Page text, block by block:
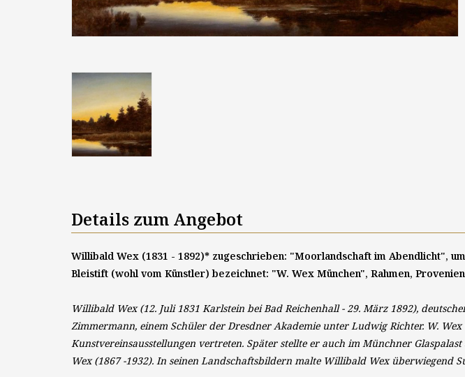
Details zum Angebot
Willibald Wex (1831 - 1892)* zugeschrieben: "Moorlandschaft im Abendlicht",
Bleistift (wohl vom Künstler) bezeichnet: "W. Wex München", Rahmen,
Willibald Wex (12. Juli 1831 Karlstein bei Bad Reichenhall - 29. März 1892),
Zimmermann, einem Schüler der Dresdner Akademie unter Ludwig Richter. W.
Kunstvereinsausstellungen vertreten. Später stellte er auch im Münchner
Wex (1867 -1932). In seinen Landschaftsbildern malte Willibald Wex überwiegend